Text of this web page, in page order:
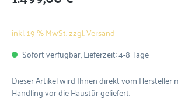
inkl. 19 % MwSt. zzgl. Versand
Sofort verfügbar, Lieferzeit: 4-8 Tage
Dieser Artikel wird Ihnen direkt vom Hersteller
Handling vor die Haustür geliefert.